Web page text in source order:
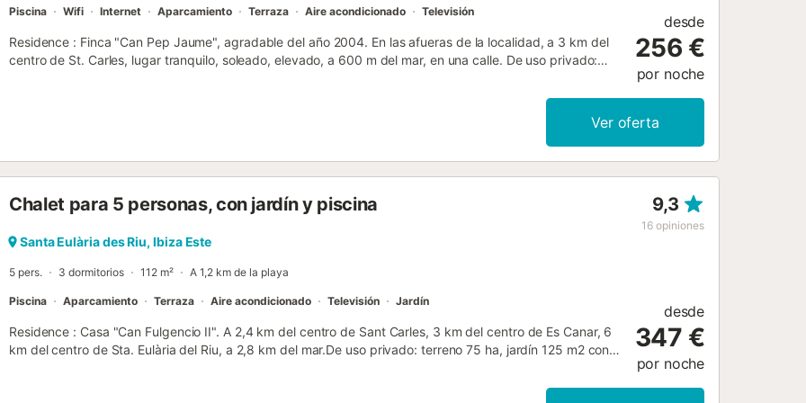
Piscina Wifi Internet Aparcamiento Terraza Aire acondicionado Televisión
Residence : Finca "Can Pep Jaume", agradable del año 2004. En las afueras de la localidad, a 3 km del
centro de St. Carles, lugar tranquilo, soleado, elevado, a 600 m del mar, en una calle. De uso privado:
estacional: 1 de mayo - 30 de octubre). Ducha/WC en zona de piscina, pérgola (24 m2), terraza (90 m2),
coches) cerca de la casa en la parcela. Tienda de comestibles 600 m, restaurante 400 m, parada de
recomienda coche. Calas: Cala Mastella a 900 m, Cala Llenya a 1,1 km, Cala Nova a 2 km. Acceso a la
Puerta de entrada al jardín automática. Vivienda : Villa 4 pièces 170 m2. Aménagement confortable:
Sortie sur le jardinet. 1 chambre double avec 1 lit double (2 x 90 cm, longueur 190 cm),
douche/bidet/WC,...
desde
256 €
por noche
Ver oferta
Chalet para 5 personas, con jardín y piscina 9,3
16 opiniones
Santa Eulària des Riu, Ibiza Este
5 pers. 3 dormitorios 112 m² A 1,2 km de la playa
Piscina Aparcamiento Terraza Aire acondicionado Televisión Jardín
Residence : Casa "Can Fulgencio II". A 2,4 km del centro de Sant Carles, 3 km del centro de Es Canar, 6
km del centro de Sta. Eulària del Riu, a 2,8 km del mar.De uso privado: terreno 75 ha, jardín 125 m2 con
en coche a la casa (300 m camino de tierra). Tienda de comestibles 2.4 km, restaurante 2.4 km, parada
desde
347 €
por noche